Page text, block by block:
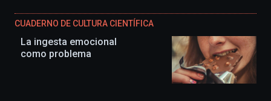
CUADERNO DE CULTURA CIENTÍFICA
La ingesta emocional
como problema